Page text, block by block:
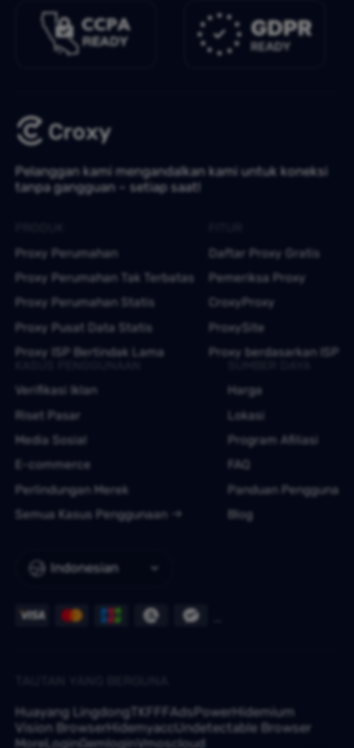
Pelanggan kami mengandalkan kami untuk koneksi
tanpa gangguan – setiap saat!
Indonesian
Proxy Perumahan
Proxy Perumahan Tak Terbatas
Proxy Perumahan Statis
Proxy Pusat Data Statis
Proxy ISP Bertindak Lama
Daftar Proxy Gratis
Pemeriksa Proxy
CroxyProxy
ProxySite
Proxy berdasarkan ISP
Verifikasi Iklan
Riset Pasar
Media Sosial
E-commerce
Perlindungan Merek
Semua Kasus Penggunaan
Harga
Lokasi
Program Afiliasi
FAQ
Panduan Pengguna
Blog
Huayang Lingdong TKFFF AdsPowerHidemium
Vision BrowserHidemyaccUndetectable Browser
MoreLoginGemlogin Vmoscloud